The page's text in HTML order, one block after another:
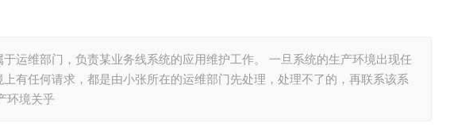
运维部门，负责某业务线系统的应用维护工作。 一旦系统的生产环境出现任
有任何请求，都是由小张所在的运维部门先处理，处理不了的，再联系该系
环境关乎